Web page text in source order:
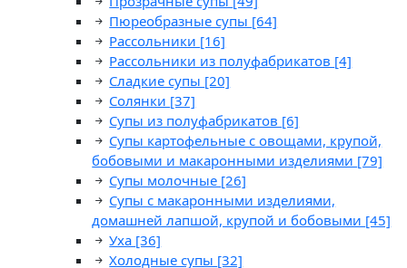
Пюреобразные супы [64]
Рассольники [16]
Рассольники из полуфабрикатов [4]
Сладкие супы [20]
Солянки [37]
Супы из полуфабрикатов [6]
Супы картофельные с овощами, крупой,
бобовыми и макаронными изделиями [79]
Супы молочные [26]
Супы с макаронными изделиями,
домашней лапшой, крупой и бобовыми [45]
Уха [36]
Холодные супы [32]